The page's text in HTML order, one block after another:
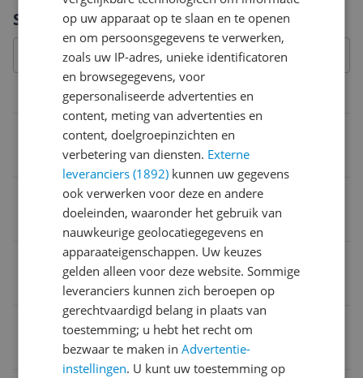
Specificaties
Productinformatie
Product breedte
18,8 cm
Product gewicht
Taal handleiding
Universeel
Geschikt voor reinigen
Vraag 1 van 4
op uw apparaat op te slaan en te openen
en om persoonsgegevens te verwerken,
zoals uw IP-adres, unieke identificatoren
en browsegegevens, voor
gepersonaliseerde advertenties en
content, meting van advertenties en
content, doelgroepinzichten en
verbetering van diensten. Externe
leveranciers (1892) kunnen uw gegevens
ook verwerken voor deze en andere
doeleinden, waaronder het gebruik van
nauwkeurige geolocatiegegevens en
apparaateigenschappen. Uw keuzes
gelden alleen voor deze website. Sommige
leveranciers kunnen zich beroepen op
gerechtvaardigd belang in plaats van
toestemming; u hebt het recht om
bezwaar te maken inAdvertentie-
instellingen. U kunt uw toestemming op